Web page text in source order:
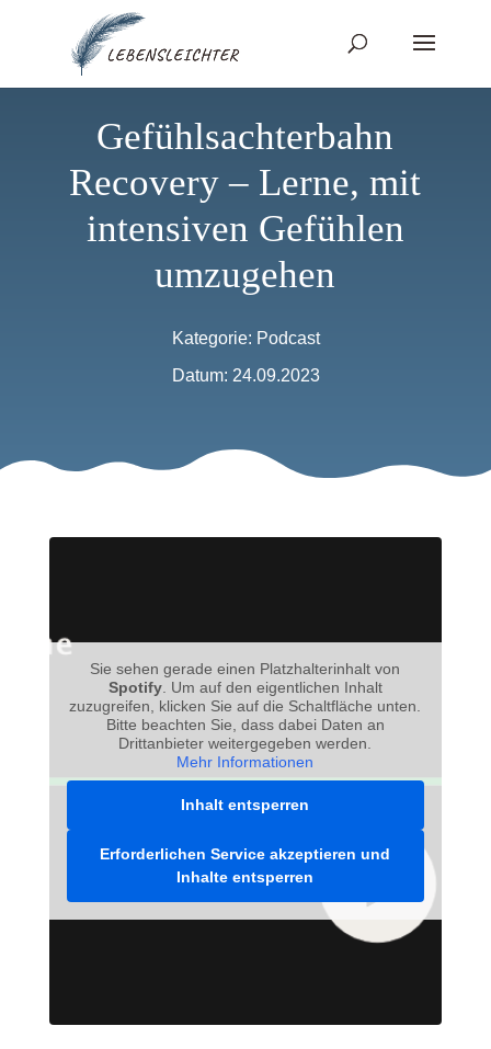
Gefühlsachterbahn
Recovery – Lerne, mit
intensiven Gefühlen
umzugehen
Kategorie: Podcast
Datum: 24.09.2023
Sie sehen gerade einen Platzhalterinhalt von
Spotify. Um auf den eigentlichen Inhalt
zuzugreifen, klicken Sie auf die Schaltfläche unten.
Bitte beachten Sie, dass dabei Daten an
Drittanbieter weitergegeben werden.
Mehr Informationen
Inhalt entsperren
Erforderlichen Service akzeptieren und
Inhalte entsperren